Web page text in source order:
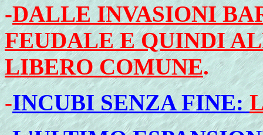
-DALLE INVASIONI
FEUDALE E QUINDI
LIBERO COMUNE.
-INCUBI SENZA FINE: